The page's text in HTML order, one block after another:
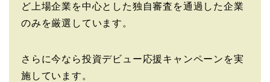
ど上場企業を中心とした独自審査を通過した企業
のみを厳選しています。
さらに今なら投資デビュー応援キャンペーンを実
施しています。